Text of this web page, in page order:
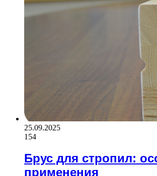
25.09.2025
154
Брус для стропил:
применения